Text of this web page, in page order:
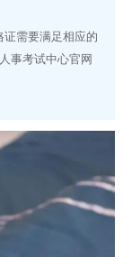
证需要满足相应的
事考试中心官网